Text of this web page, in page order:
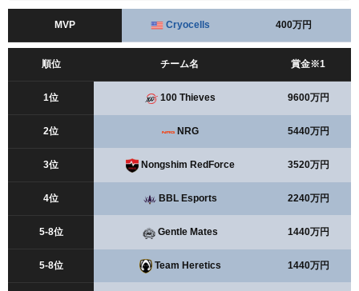
MVP Cryocells 400万円
順位 チーム名 賞金※1
1位 100 Thieves 9600万円
2位 NRG 5440万円
3位 Nongshim RedForce 3520万円
4位 BBL Esports 2240万円
5-8位 Gentle Mates 1440万円
5-8位 Team Heretics 1440万円